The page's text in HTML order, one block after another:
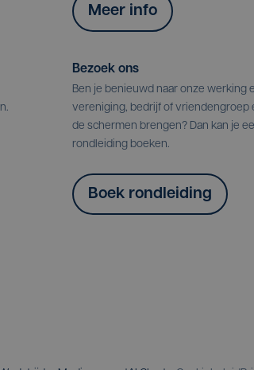
Meer info
Bezoek ons
Ben je benieuwd naar onze werking
vereniging, bedrijf of vriendengroep
de schermen brengen? Dan kan je
rondleiding boeken.
Boek rondleiding